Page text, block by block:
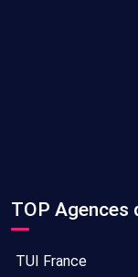
TOP Agences
TUI France